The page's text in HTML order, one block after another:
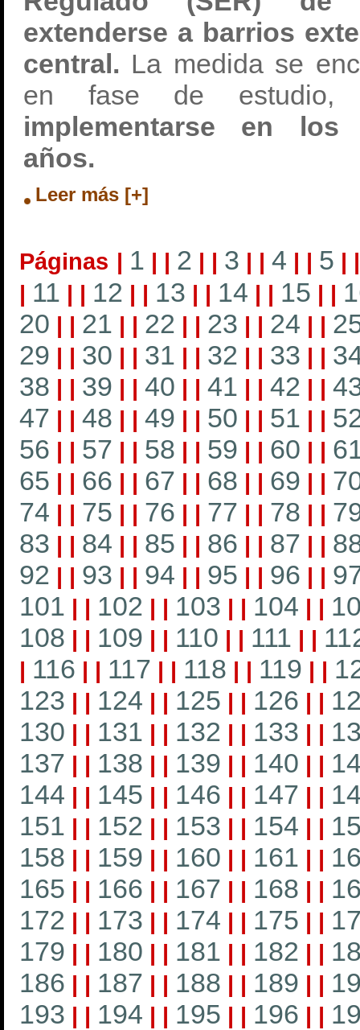
extenderse a barrios
central. La medida se
en fase de
implementarse en los
años.
Leer más [+]
Páginas | 1 | | 2 | | 3 | | 4 | | 5 |
| 11 | | 12 | | 13 | | 14 | | 15 | |
20 | | 21 | | 22 | | 23 | | 24 | |
29 | | 30 | | 31 | | 32 | | 33 | |
38 | | 39 | | 40 | | 41 | | 42 | |
47 | | 48 | | 49 | | 50 | | 51 | |
56 | | 57 | | 58 | | 59 | | 60 | |
65 | | 66 | | 67 | | 68 | | 69 | |
74 | | 75 | | 76 | | 77 | | 78 | |
83 | | 84 | | 85 | | 86 | | 87 | |
92 | | 93 | | 94 | | 95 | | 96 | |
101 | | 102 | | 103 | | 104 | |
108 | | 109 | | 110 | | 111 | |
| 116 | | 117 | | 118 | | 119 | |
123 | | 124 | | 125 | | 126 | |
130 | | 131 | | 132 | | 133 | |
137 | | 138 | | 139 | | 140 | |
144 | | 145 | | 146 | | 147 | |
151 | | 152 | | 153 | | 154 | |
158 | | 159 | | 160 | | 161 | |
165 | | 166 | | 167 | | 168 | |
172 | | 173 | | 174 | | 175 | |
179 | | 180 | | 181 | | 182 | |
186 | | 187 | | 188 | | 189 | |
193 | | 194 | | 195 | | 196 | |